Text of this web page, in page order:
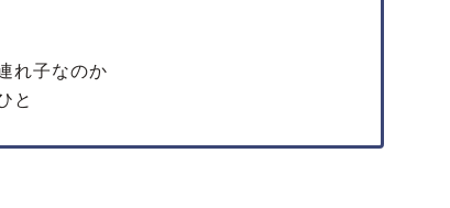
れ子なのか
と